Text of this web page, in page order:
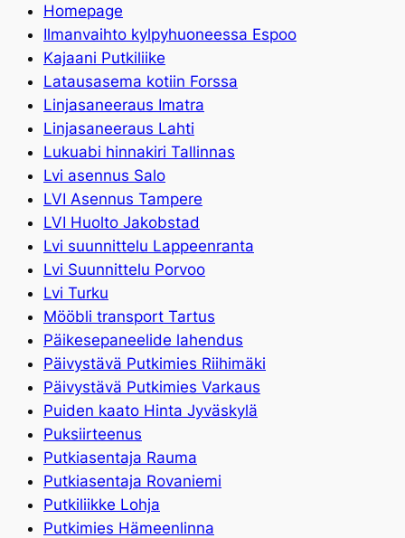
Homepage
Ilmanvaihto kylpyhuoneessa Espoo
Kajaani Putkiliike
Latausasema kotiin Forssa
Linjasaneeraus Imatra
Linjasaneeraus Lahti
Lukuabi hinnakiri Tallinnas
Lvi asennus Salo
LVI Asennus Tampere
LVI Huolto Jakobstad
Lvi suunnittelu Lappeenranta
Lvi Suunnittelu Porvoo
Lvi Turku
Mööbli transport Tartus
Päikesepaneelide lahendus
Päivystävä Putkimies Riihimäki
Päivystävä Putkimies Varkaus
Puiden kaato Hinta Jyväskylä
Puksiirteenus
Putkiasentaja Rauma
Putkiasentaja Rovaniemi
Putkiliikke Lohja
Putkimies Hämeenlinna